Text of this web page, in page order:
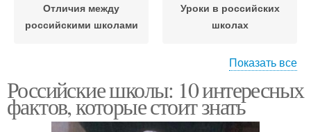
Отличия между
российскими школами
Уроки в российских
школах
Деятельность в
российских школах
Показать все
Российские школы: 10 интересных
фактов, которые стоит знать